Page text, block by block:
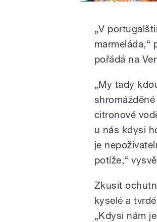
„V
marmeláda,“
pořádá na
„My tady
citronové
u nás kdysi
je
potíže,“
Zkusit
kyselé a
„Kdysi nám